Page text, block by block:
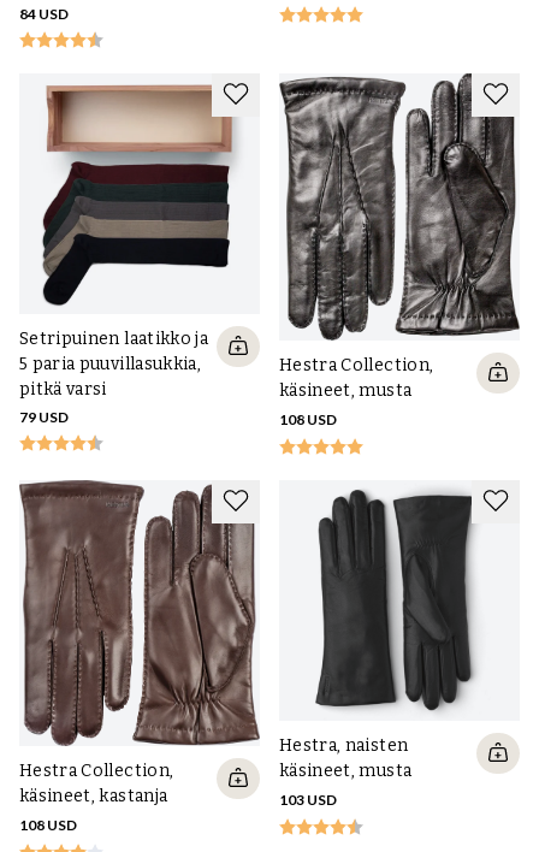
84 USD
Setripuinen laatikko ja
5 paria puuvillasukkia,
pitkä varsi
79 USD
Hestra Collection,
käsineet, musta
108 USD
Hestra Collection,
käsineet, kastanja
108 USD
Hestra, naisten
käsineet, musta
103 USD